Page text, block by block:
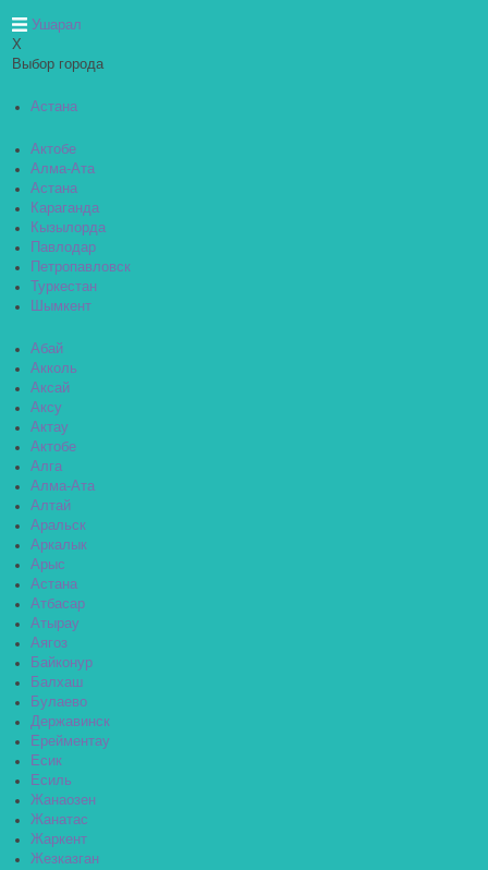
Ушарал
X
Выбор города
Астана
Актобе
Алма-Ата
Астана
Караганда
Кызылорда
Павлодар
Петропавловск
Туркестан
Шымкент
Абай
Акколь
Аксай
Аксу
Актау
Актобе
Алга
Алма-Ата
Алтай
Аральск
Аркалык
Арыс
Астана
Атбасар
Атырау
Аягоз
Байконур
Балхаш
Булаево
Державинск
Ерейментау
Есик
Есиль
Жанаозен
Жанатас
Жаркент
Жезказган